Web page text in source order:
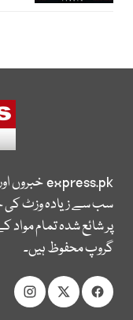
express.pkخبروں
سب سے زیادہ وزٹ کی
پر شائع شدہ تمام
گروپ محفوظ ہیں۔